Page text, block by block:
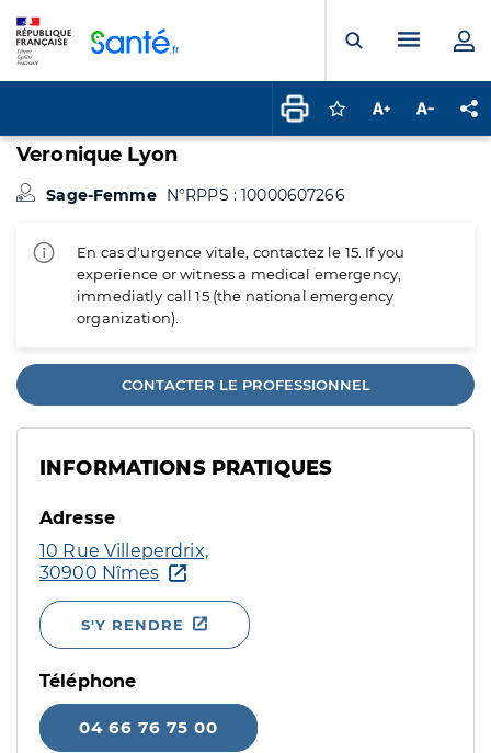
Ouvrir laMenu
Connectez-vous
Augmenter la
Veronique Lyon
Sage-Femme N°RPPS : 10000607266
En cas d'urgence vitale, contactez le 15. If you
experience or witness a medical emergency,
immediatly call 15 (the national emergency
organization).
CONTACTER LE PROFESSIONNEL
INFORMATIONS PRATIQUES
Adresse
10 Rue Villeperdrix,
30900 Nîmes
S'Y RENDRE
Téléphone
04 66 76 75 00